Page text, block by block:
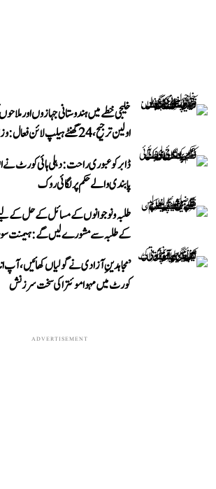
خلیجی خطے میں ہندوستانی جہازوں اور
اولین ترجیح، 24 گھنٹے ہیلپ لائن فعال: وزارتِ خارجہ
ڈابر کو عبوری راحت: دہلی ہائی کورٹ
پابندی والے حکم پر لگائی روک
طلبہ و نوجوانوں کے مسائل کے حل کے
کے طلبہ سے مشورے لیں گے: ہیمنت
’مجاہدینِ آزادی نے گولیاں کھائیں، آپ
کورٹ میں مہوا موئترا کی سخت سرزنش
ADVERTISEMENT